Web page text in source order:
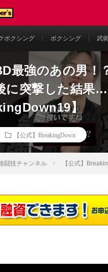
ボクシング ボクシング 武
最強のあの男！
に突撃した結果…
】
【公式】BreakingDown
闘技チャンネル 【公式】